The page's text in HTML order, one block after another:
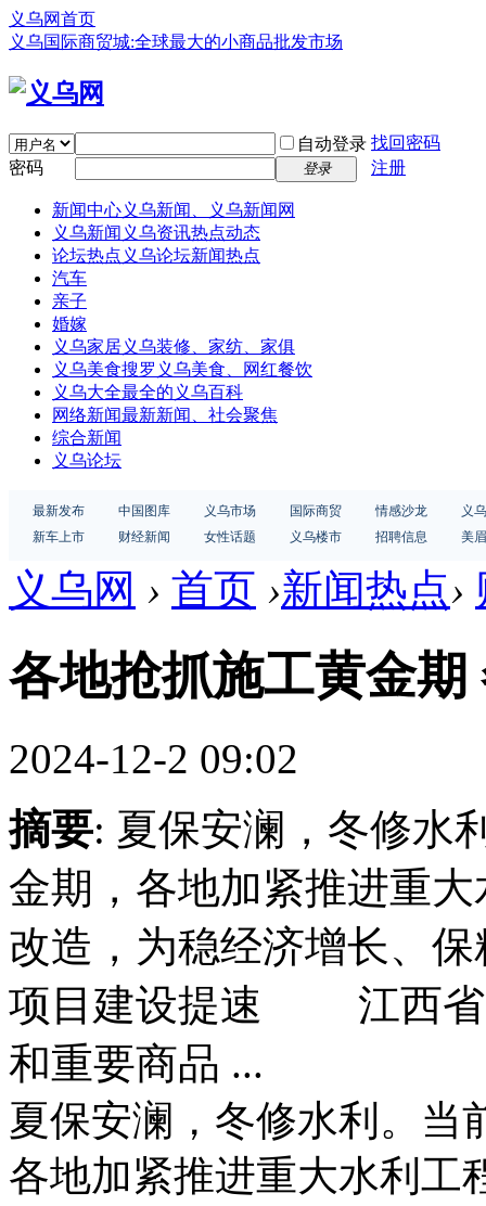
义乌网首页
义乌国际商贸城:全球最大的小商品批发市场
自动登录 找回密码
密码
登录 注册
新闻中心义乌新闻、义乌新闻网
义乌新闻 义乌资讯热点动态
论坛热点 义乌论坛新闻热点
汽车
亲子
婚嫁
义乌家居义乌装修、家纺、家俱
义乌美食搜罗义乌美食、网红餐饮
义乌大全最全的义乌百科
网络新闻最新新闻、社会聚焦
综合新闻
义乌论坛
最新发布 中国图库 义乌市场 国际商贸 情感沙龙
义
新车上市
财经新闻 女性话题 义乌楼市 招聘信息 美
义乌网 › 首页 ›新闻热点›
各地抢抓施工黄金
2024-12-2 09:02
摘要: 夏保安澜，冬修水
金期，各地加紧推进重
改造，为稳经济增长
项目建设提速 江西省
和重要商品 ...
夏保安澜，冬修水利。当
各地加紧推进重大水利工